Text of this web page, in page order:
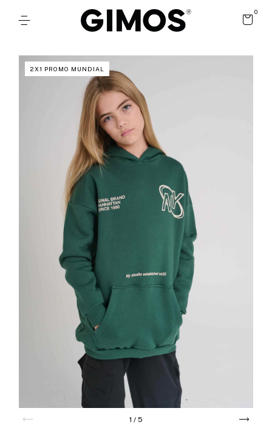
0
2X1 PROMO MUNDIAL
1 / 5